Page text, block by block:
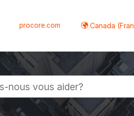
procore.com Canada